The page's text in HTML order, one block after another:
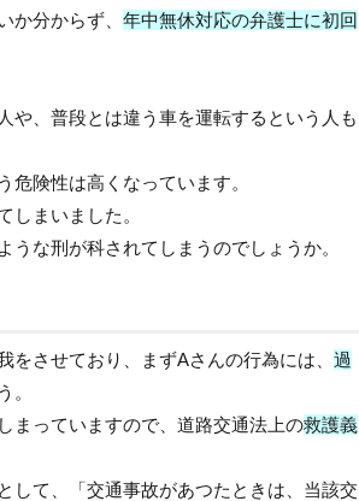
か分からず、 年中無休対応の弁護士に初回
や、普段とは違う車を運転するという人も
険性は高くなっています。
しまいました。
うな刑が科されてしまうのでしょうか。
させており、まずAさんの行為には、 過
。
まっていますので、 道路交通法上の救護義
して、
「交通事故があつたときは、当該交